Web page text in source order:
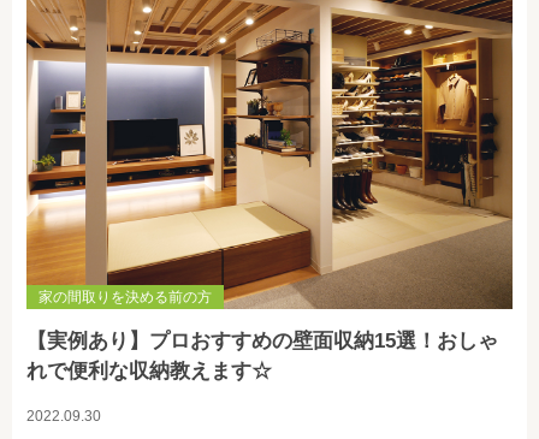
家の間取りを決める前の方
【実例あり】プロおすすめの壁面収納15選！おしゃ
れで便利な収納教えます☆
2022.09.30